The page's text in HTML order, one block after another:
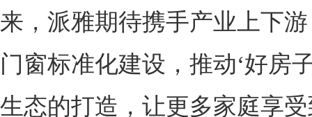
来，派雅期待携手产业上下
门窗标准化建设，推动‘好房
生态的打造，让更多家庭享